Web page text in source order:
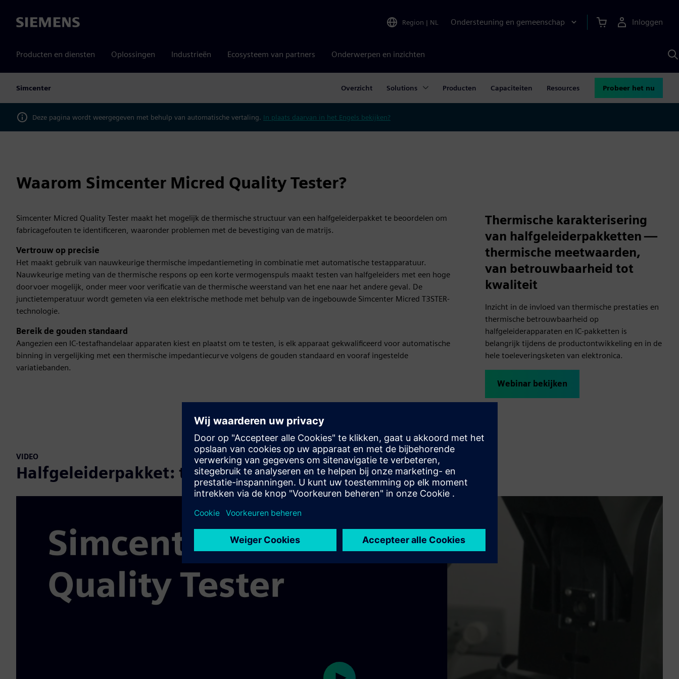
Siemens Region | NL Ondersteuning en gemeenschap Inloggen
Producten en diensten Oplossingen Industrieën Ecosysteem van partners Onderwerpen en inzichten
Simcenter Overzicht Solutions Producten Capaciteiten Resources Probeer het nu
Deze pagina wordt weergegeven met behulp van automatische vertaling. In plaats daarvan in het Engels bekijken?
Waarom Simcenter Micred Quality Tester?
Simcenter Micred Quality Tester maakt het mogelijk de thermische structuur van een halfgeleiderpakket te beoordelen om
fabricagefouten te identificeren, waaronder problemen met de bevestiging van de matrijs.
Vertrouw op precisie
Het maakt gebruik van nauwkeurige thermische impedantiemeting in combinatie met automatische testapparatuur.
Nauwkeurige meting van de thermische respons op een korte vermogenspuls maakt testen van halfgeleiders met een hoge
doorvoer mogelijk, onder meer voor verificatie van de thermische weerstand van het ene naar het andere geval. De
junctietemperatuur wordt gemeten via een elektrische methode met behulp van de ingebouwde Simcenter Micred T3STER-
technologie.
Bereik de gouden standaard
Aangezien een IC-testafhandelaar apparaten kiest en plaatst om te testen, is elk apparaat gekwalificeerd voor automatische
binning in vergelijking met een thermische impedantiecurve volgens de gouden standaard en vooraf ingestelde
variatiebanden.
Thermische karakterisering
van halfgeleiderpakketten —
thermische meetwaarden,
van betrouwbaarheid tot
kwaliteit
Inzicht in de invloed van thermische prestaties en
thermische betrouwbaarheid op
halfgeleiderapparaten en IC-pakketten is
belangrijk tijdens de productontwikkeling en in de
hele toeleveringsketen van elektronica.
Webinar bekijken
VIDEO
Halfgeleiderpakket: thermische kwaliteitsborging